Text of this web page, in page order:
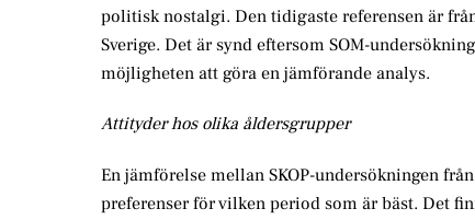
politisk nostalgi. Den tidigaste referensen är
Sverige. Det är synd eftersom SOM-
möjligheten att göra en jämförande analys.
Attityder hos olika åldersgrupper
En jämförelse mellan SKOP-undersökningen
preferenser för vilken period som är bäst. Det